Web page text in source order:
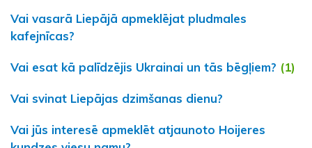
Vai vasarā Liepājā apmeklējat pludmales
kafejnīcas?
Vai esat kā palīdzējis Ukrainai un tās bēgļiem? (1)
Vai svinat Liepājas dzimšanas dienu?
Vai jūs interesē apmeklēt atjaunoto Hoijeres